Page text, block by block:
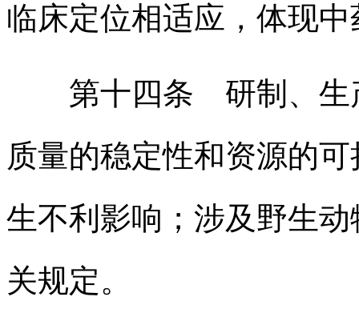
临床定位相适应，体现
第十四条 研制、生产
质量的稳定性和资源的
生不利影响；涉及野生
关规定。